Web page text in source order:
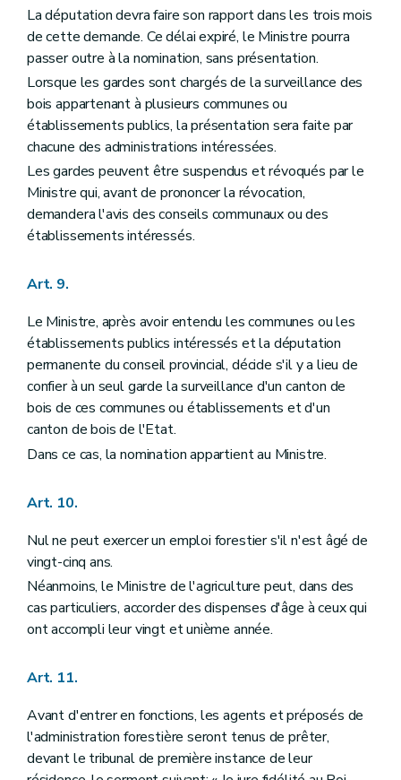
Art. 142
Art. 143
Art. 144
Art. 145
Art. 146
Art. 147
Section 2
De l'exécution des jugements
Art. 148
Art. 149
Art. 150
Art. 151
Art. 152
Art. 153
Titre XII Des peines et condamnations pour tous les bois et forêts en général
Art. 156
Art. 158
Art. 159
Art. 160
Art. 161
Art. 162
Art. 163
Art. 164
Art. 166
Art. 169
Art. 171
Art. 172
Art. 173
Art. 174
Art. 175
Art. 176
Art. 178
Art. 179bis
Art. 180
Art. 181
Art. 182
La députation devra faire son rapport dans les trois mois
de cette demande. Ce délai expiré, le Ministre pourra
passer outre à la nomination, sans présentation.
Lorsque les gardes sont chargés de la surveillance des
bois appartenant à plusieurs communes ou
établissements publics, la présentation sera faite par
chacune des administrations intéressées.
Les gardes peuvent être suspendus et révoqués par le
Ministre qui, avant de prononcer la révocation,
demandera l'avis des conseils communaux ou des
établissements intéressés.
Art. 9.
Le Ministre, après avoir entendu les communes ou les
établissements publics intéressés et la députation
permanente du conseil provincial, décide s'il y a lieu de
confier à un seul garde la surveillance d'un canton de
bois de ces communes ou établissements et d'un
canton de bois de l'Etat.
Dans ce cas, la nomination appartient au Ministre.
Art. 10.
Nul ne peut exercer un emploi forestier s'il n'est âgé de
vingt-cinq ans.
Néanmoins, le Ministre de l'agriculture peut, dans des
cas particuliers, accorder des dispenses d'âge à ceux qui
ont accompli leur vingt et unième année.
Art. 11.
Avant d'entrer en fonctions, les agents et préposés de
l'administration forestière seront tenus de prêter,
devant le tribunal de première instance de leur